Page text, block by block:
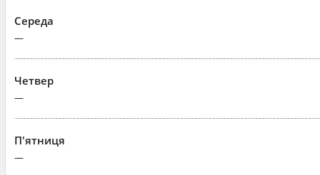
Середа
—
Четвер
—
П'ятниця
—